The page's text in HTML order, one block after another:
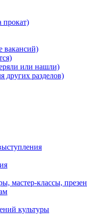
прокат)
вакансий)
или нашли)
других разделов)
мастер-классы,
культуры